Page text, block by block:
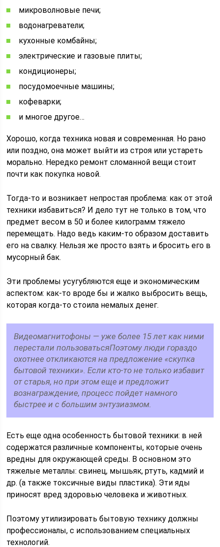
микроволновые печи;
водонагреватели;
кухонные комбайны;
электрические и газовые плиты;
кондиционеры;
посудомоечные машины;
кофеварки;
и многое другое…
Хорошо, когда техника новая и современная. Но рано
или поздно, она может выйти из строя или устареть
морально. Нередко ремонт сломанной вещи стоит
почти как покупка новой.
Тогда-то и возникает непростая проблема: как от этой
техники избавиться? И дело тут не только в том, что
предмет весом в 50 и более килограмм тяжело
перемещать. Надо ведь каким-то образом доставить
его на свалку. Нельзя же просто взять и бросить его в
мусорный бак.
Эти проблемы усугубляются еще и экономическим
аспектом: как-то вроде бы и жалко выбросить вещь,
которая когда-то стоила немалых денег.
Видеомагнитофоны — уже более 15 лет как ними
перестали пользоватьсяПоэтому люди гораздо
охотнее откликаются на предложение «скупка
бытовой техники». Если кто-то не только избавит
от старья, но при этом еще и предложит
вознаграждение, процесс пойдет намного
быстрее и с большим энтузиазмом.
Есть еще одна особенность бытовой техники: в ней
содержатся различные компоненты, которые очень
вредны для окружающей среды. В основном это
тяжелые металлы: свинец, мышьяк, ртуть, кадмий и
др. (а также токсичные виды пластика). Эти яды
приносят вред здоровью человека и животных.
Поэтому утилизировать бытовую технику должны
профессионалы, с использованием специальных
технологий.